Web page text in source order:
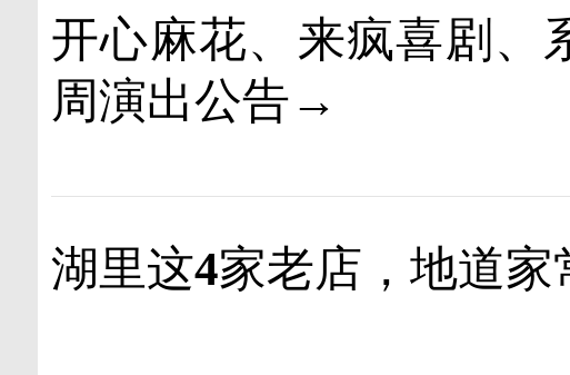
开心麻花、来疯喜剧
周演出公告→
湖里这4家老店，地道